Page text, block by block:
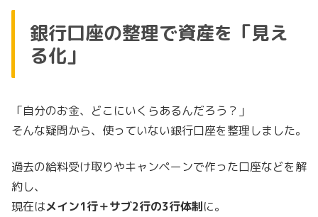
銀行口座の整理で資産を「見え
る化」
「自分のお金、どこにいくらあるんだろう？」
そんな疑問から、使っていない銀行口座を整理しました。
過去の給料受け取りやキャンペーンで作った口座などを解
約し、
現在はメイン1行＋サブ2行の3行体制に。